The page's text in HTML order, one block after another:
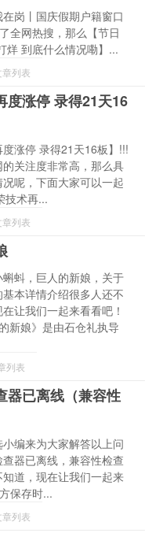
岗丨国庆假期户籍窗口
全网热搜，那么【节日
烊 到底什么情况嘞】...
章列表
度涨停 录得21天16
度涨停 录得21天16板】!!!
关注度非常高，那么具
呢，下面大家可以一起
技术再...
章列表
蚪，巨人的新娘，关于
本详情介绍很多人还不
让我们一起来看看吧！
新娘》是由石仓礼执导
列表
器已离线（兼容性
编来为大家解答以上问
器已离线，兼容性检查
道，现在让我们一起来
保存时...
章列表